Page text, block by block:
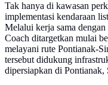
Tak hanya di kawasan
implementasi kendaraan
Melalui kerja sama
Coach ditargetkan mulai
melayani rute Pontianak-
tersebut didukung
dipersiapkan di Pontianak,